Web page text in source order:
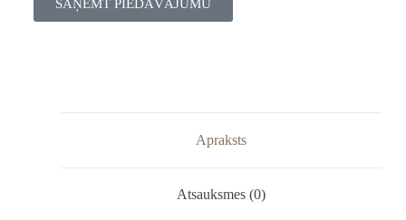
SAŅEMT PIEDĀVĀJUMU
Apraksts
Atsauksmes (0)